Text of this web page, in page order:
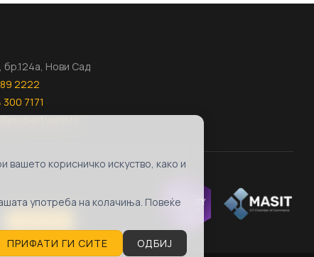
вашето корисничко искуство, како и
употреба на колачиња. Повеќе
ПРИФАТИ ГИ СИТЕ
ОДБИЈ
бр.124а, Нови Сад
2222
7171